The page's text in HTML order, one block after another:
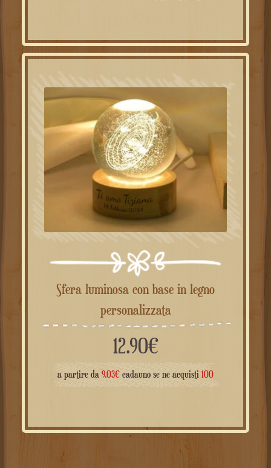
Sfera luminosa con base in legno
personalizzata
12.90€
a partire da 9.03€ cadauno se ne acquisti 100